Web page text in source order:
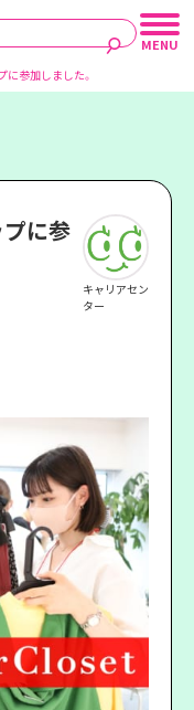
参加しました。
に参
キャリアセン
ター